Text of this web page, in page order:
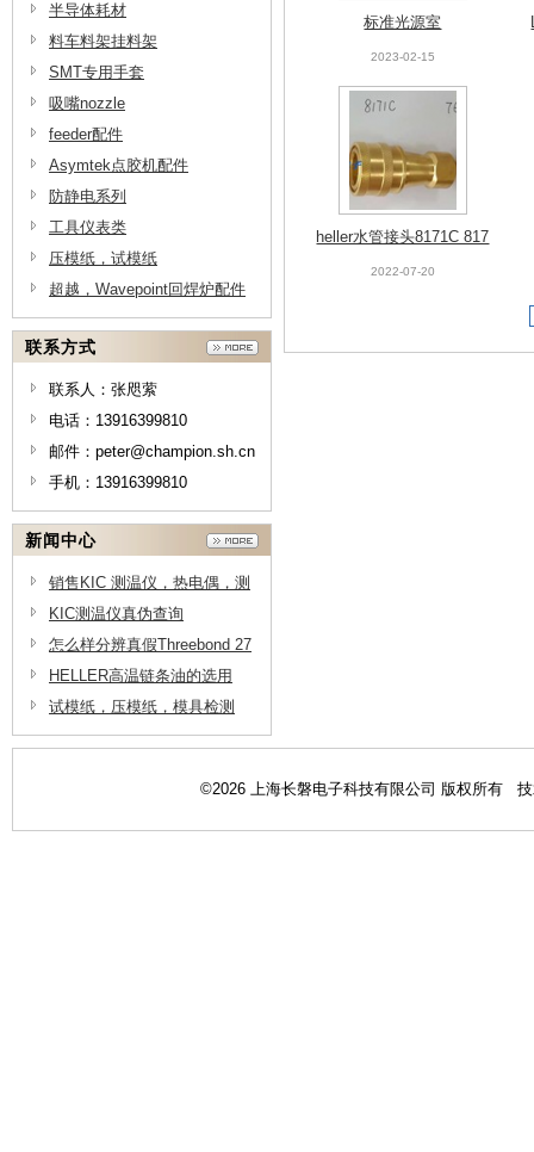
半导体耗材
料车料架挂料架
SMT专用手套
吸嘴nozzle
feeder配件
Asymtek点胶机配件
防静电系列
工具仪表类
压模纸，试模纸
超越，Wavepoint回焊炉配件
联系方式
联系人：张咫萦
电话：13916399810
邮件：peter@champion.sh.cn
手机：13916399810
新闻中心
销售KIC 测温仪，热电偶，测
温线供应商，测温线原理-上海
长磐电子
KIC测温仪真伪查询
怎么样分辨真假Threebond 27
06三键脱脂剂
HELLER高温链条油的选用
试模纸，压模纸，模具检测
纸，模具检查纸在半导体模具
标准光源室
2023-02-15
heller水管接头8171C 817
0C
2022-07-20
©2026 上海长磐电子科技有限公司 版权所有